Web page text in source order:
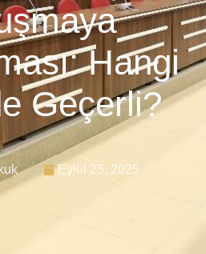
Hangi
Geçerli?
Eylül 25, 2025